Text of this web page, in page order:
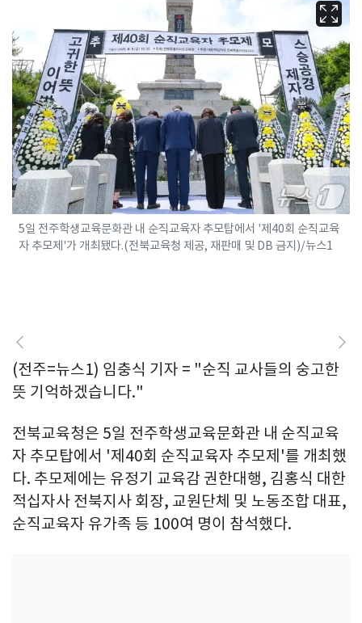
5일 전주학생교육문화관 내 순직교육자 추모탑에서 '제40회 순직교육
자 추모제'가 개최됐다.(전북교육청 제공, 재판매 및 DB 금지)/뉴스1
(전주=뉴스1) 임충식 기자 = "순직 교사들의 숭고한
뜻 기억하겠습니다."
전북교육청은 5일 전주학생교육문화관 내 순직교육
자 추모탑에서 '제40회 순직교육자 추모제'를 개최했
다. 추모제에는 유정기 교육감 권한대행, 김홍식 대한
적십자사 전북지사 회장, 교원단체 및 노동조합 대표,
순직교육자 유가족 등 100여 명이 참석했다.